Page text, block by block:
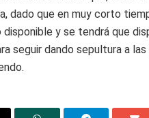
dado que en muy corto
disponible y se tendrá que
seguir dando sepultura a las